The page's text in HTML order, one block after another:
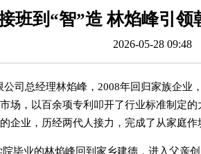
班到“智”造 林焰峰引领
2026-05-28 09:48
司总经理林焰峰，2008年回归家族企业
场，以百余项专利叩开了行业标准制定
企业，历经两代人接力，完成了从家庭作
毕业的林焰峰回到家乡建德，进入父亲